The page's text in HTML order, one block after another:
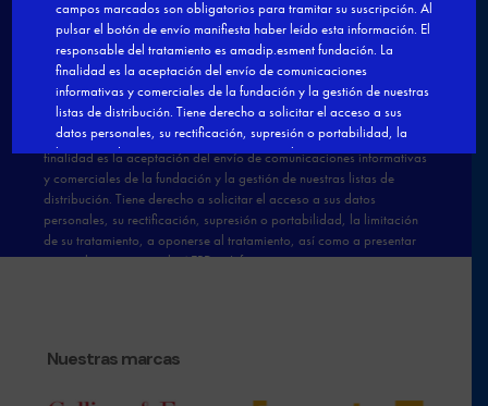
Nuestras marcas